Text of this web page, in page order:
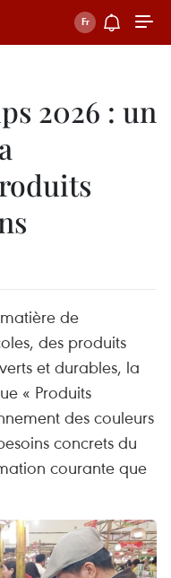
2026 : un
de
des produits
et durables, la
« Produits
des couleurs
concrets du
courante que